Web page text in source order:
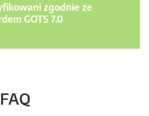
zgodnie ze
GOTS 7.0
FAQ